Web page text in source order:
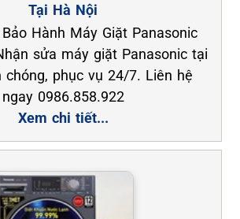
Tại Hà Nội
Hành Máy Giặt Panasonic
sửa máy giặt Panasonic tại
chóng, phục vụ 24/7. Liên hệ
ngay 0986.858.922
Xem chi tiết...